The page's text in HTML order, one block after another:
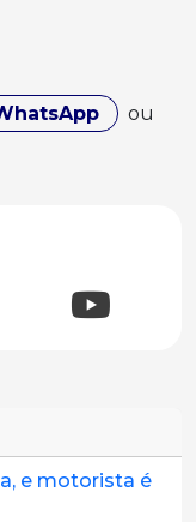
ou
e motorista é